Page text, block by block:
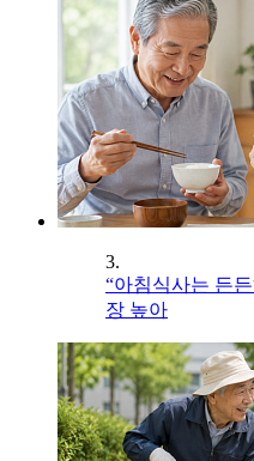
3.
“아침식사는 든
장 높아